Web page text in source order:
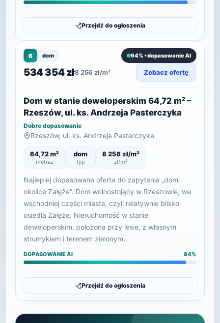
Przejdź do ogłoszenia
6 dom 94% • dopasowanie AI
534 354 zł8 256 zł/m² Zobacz ofertę
Dom w stanie deweloperskim 64,72 m² –
Rzeszów, ul. ks. Andrzeja Pasterczyka
Dobre dopasowanie
Rzeszów, ul. ks. Andrzeja Pasterczyka
64,72 m²
metraż
dom
typ
8 256 zł/m²
zł/m²
Najlepiej dopasowana oferta do zapytania „dom
okolice Załęże”. Dom wolnostojący w Rzeszowie, we
wschodniej części miasta, czyli relatywnie blisko
osiedla Załęże. Nieruchomość w stanie
deweloperskim, położona przy lesie, z własnym
strumykiem i terenem zielonym…
DOPASOWANIE AI 94%
Przejdź do ogłoszenia